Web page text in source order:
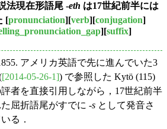
法現在形語尾 -eth は17世紀前半には
[pronunciation][verb][conjugation]
][suffix]
アメリカ英語で先に進んでいた3
[2014-05-26-1]) で参照した Kytö (115)
者を直接引用しながら，17世紀前半
屈折語尾がすでに -s として発音さ
る．